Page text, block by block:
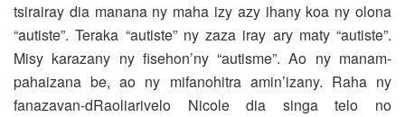
tsirairay dia manana ny maha izy azy ihany koa ny olona
“autiste”. Teraka “autiste” ny zaza iray ary maty “autiste”.
Misy karazany ny fisehon’ny “autisme”. Ao ny manam-
pahaizana be, ao ny mifanohitra amin’izany. Raha ny
fanazavan-dRaoliarivelo Nicole dia singa telo no